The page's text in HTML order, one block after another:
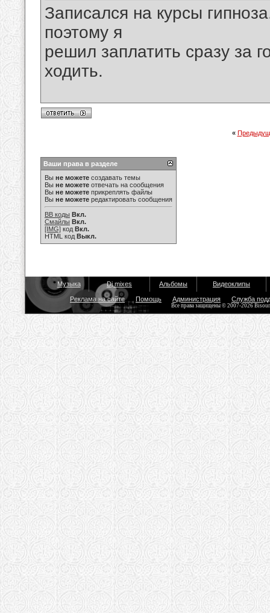
Записался на курсы
поэтому я
решил заплатить сразу за
ходить.
«
Ваши права в разделе
Вы не можете создавать темы
Вы не можете отвечать на сообщения
Вы не можете прикреплять файлы
Вы не можете редактировать сообщения
BB коды Вкл.
Смайлы Вкл.
[IMG] код Вкл.
HTML код Выкл.
Музыка Dj mixes Альбомы Видеоклипы
Реклама на сайте Помощь Администрация Служба
Все права защищены © 2007-2026